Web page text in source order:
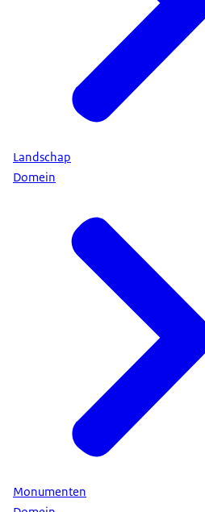
Landschap
Domein
Monumenten